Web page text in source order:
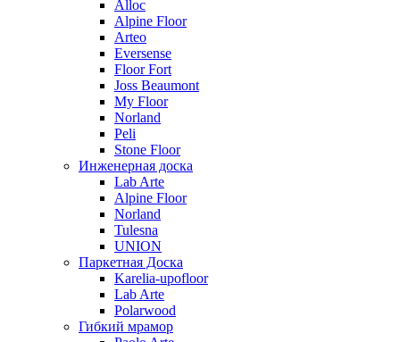
Alloc
Alpine Floor
Arteo
Eversense
Floor Fort
Joss Beaumont
My Floor
Norland
Peli
Stone Floor
Инженерная доска
Lab Arte
Alpine Floor
Norland
Tulesna
UNION
Паркетная Доска
Karelia-upofloor
Lab Arte
Polarwood
Гибкий мрамор